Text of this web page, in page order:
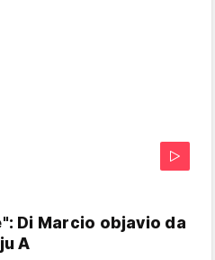
Di Marcio objavio da
A